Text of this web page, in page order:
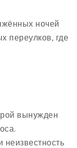
ночей
переулков, где
вынужден